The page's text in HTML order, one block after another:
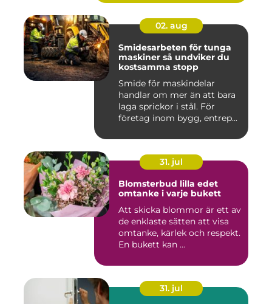
02. aug
Smidesarbeten för tunga
maskiner så undviker du
kostsamma stopp
Smide för maskindelar
handlar om mer än att bara
laga sprickor i stål. För
företag inom bygg, entrep...
31. jul
Blomsterbud lilla edet
omtanke i varje bukett
Att skicka blommor är ett av
de enklaste sätten att visa
omtanke, kärlek och respekt.
En bukett kan ...
31. jul